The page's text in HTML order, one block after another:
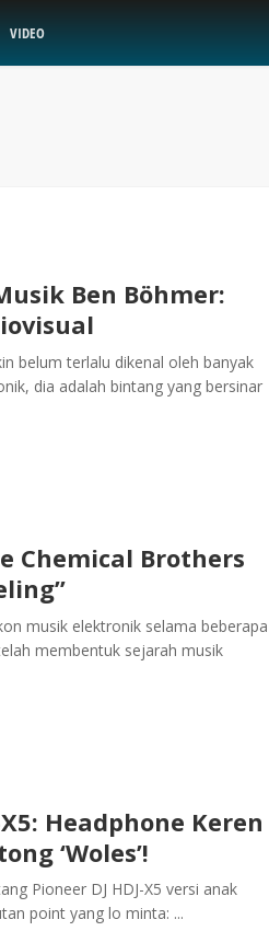
VIDEO
Ben Böhmer:
belum terlalu dikenal oleh banyak
dia adalah bintang yang bersinar
Chemical Brothers
musik elektronik selama beberapa
membentuk sejarah musik
Headphone Keren
‘Woles’!
Pioneer DJ HDJ-X5 versi anak
point yang lo minta: ...